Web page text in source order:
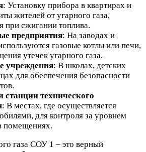
: Установку прибора в квартирах и
жителей от угарного газа,
при сжигании топлива.
предприятия: На заводах и
газовые котлы или печи,
утечек угарного газа.
учреждения: В школах, детских
для обеспечения безопасности
станции технического
: В местах, где осуществляется
для контроля за уровнем
помещениях.
газа СОУ 1 – это верный